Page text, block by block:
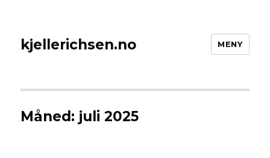
kjellerichsen.no MENY
Måned: juli 2025